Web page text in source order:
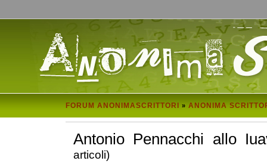
FORUM ANONIMASCRITTORI » ANONIMA
Antonio Pennacchi allo
articoli)